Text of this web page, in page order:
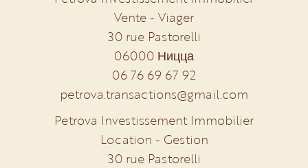
Vente - Viager
30 rue Pastorelli
06000 Ницца
06 76 69 67 92
petrova.transactions@gmail.com
Petrova Investissement Immobilier
Location - Gestion
30 rue Pastorelli